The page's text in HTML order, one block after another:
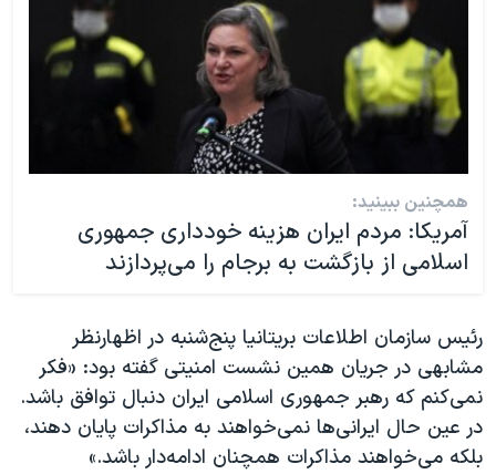
همچنین ببینید:
آمریکا: مردم ایران هزینه خودداری جمهوری
اسلامی از بازگشت به برجام را می‌پردازند
رئیس سازمان اطلاعات بریتانیا پنج‌شنبه در اظهارنظر
مشابهی در جریان همین نشست امنیتی گفته بود: «فکر
نمی‌کنم که رهبر جمهوری اسلامی ایران دنبال توافق باشد.
در عین حال ایرانی‌ها نمی‌خواهند به مذاکرات پایان دهند،
بلکه می‌خواهند مذاکرات همچنان ادامه‌دار باشد.»